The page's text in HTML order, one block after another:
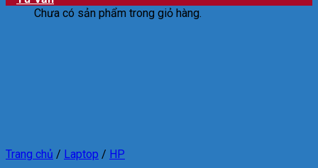
Chưa có sản phẩm trong giỏ hàng.
Trang chủ / Laptop / HP